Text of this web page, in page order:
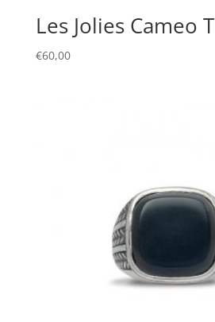
Les Jolies Cameo T
€60,00